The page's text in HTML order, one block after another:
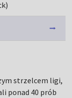
strzelcem ligi,
ponad 40 prób